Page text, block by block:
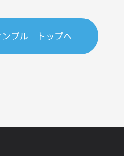
ンプル トップへ